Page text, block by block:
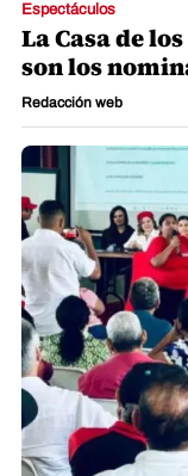
Espectáculos
La Casa de
son los
Redacción web